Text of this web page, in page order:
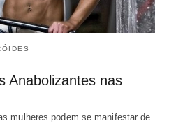
Anabolizantes nas
mulheres podem se manifestar de